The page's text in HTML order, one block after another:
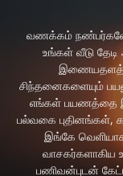
வணக்கம் நண்பர்களே,
உங்கள் வீடு தேடி
சிந்தனைகளையும்
எங்கள் பயணத்தை
பல்வகை புதினங்கள்,
இங்கே
வாசகர்களாகிய
பணிவன்புடன்